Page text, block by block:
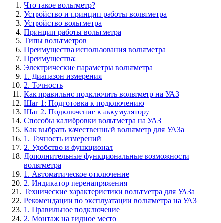
Что такое вольтметр?
Устройство и принцип работы вольтметра
Устройство вольтметра
Принцип работы вольтметра
Типы вольтметров
Преимущества использования вольтметра
Преимущества:
Электрические параметры вольтметра
1. Диапазон измерения
2. Точность
Как правильно подключить вольтметр на УАЗ
Шаг 1: Подготовка к подключению
Шаг 2: Подключение к аккумулятору
Способы калибровки вольтметра на УАЗ
Как выбрать качественный вольтметр для УАЗа
1. Точность измерений
2. Удобство и функционал
Дополнительные функциональные возможности
вольтметра
1. Автоматическое отключение
2. Индикатор перенапряжения
Технические характеристики вольтметра для УАЗа
Рекомендации по эксплуатации вольтметра на УАЗ
1. Правильное подключение
2. Монтаж на видное место